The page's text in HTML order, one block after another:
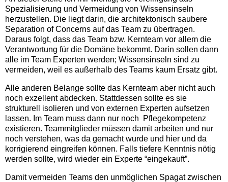
Spezialisierung und Vermeidung von Wissensinseln
herzustellen. Die liegt darin, die architektonisch saubere
Separation of Concerns auf das Team zu übertragen.
Daraus folgt, dass das Team bzw. Kernteam vor allem die
Verantwortung für die Domäne bekommt. Darin sollen dann
alle im Team Experten werden; Wissensinseln sind zu
vermeiden, weil es außerhalb des Teams kaum Ersatz gibt.
Alle anderen Belange sollte das Kernteam aber nicht auch
noch exzellent abdecken. Stattdessen sollte es sie
strukturell isolieren und von externen Experten aufsetzen
lassen. Im Team muss dann nur noch Pflegekompetenz
existieren. Teammitglieder müssen damit arbeiten und nur
noch verstehen, was da gemacht wurde und hier und da
korrigierend eingreifen können. Falls tiefere Kenntnis nötig
werden sollte, wird wieder ein Experte “eingekauft”.
Damit vermeiden Teams den unmöglichen Spagat zwischen